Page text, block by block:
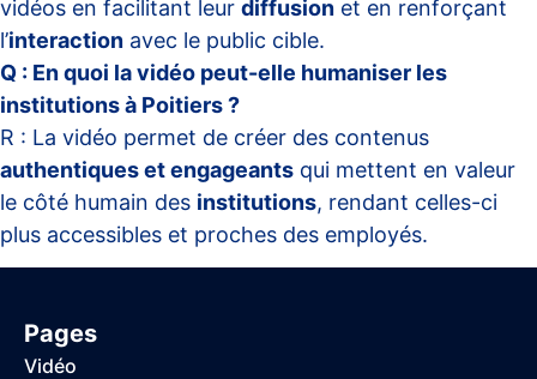
vidéos en facilitant leur diffusion et en renforçant
l’interaction avec le public cible.
Q : En quoi la vidéo peut-elle humaniser les
institutions à Poitiers ?
R : La vidéo permet de créer des contenus
authentiques et engageants qui mettent en valeur
le côté humain des institutions, rendant celles-ci
plus accessibles et proches des employés.
Pages
Vidéo